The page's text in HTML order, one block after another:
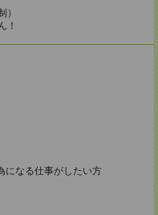
）
！
になる仕事がしたい方